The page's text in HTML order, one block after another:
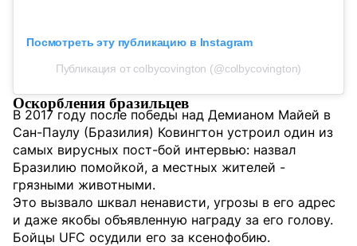
Посмотреть эту публикацию в Instagram
Публикация от colbycovington (@colbycovington)
Оскорбления бразильцев
В 2017 году после победы над Демианом Майей в
Сан-Паулу (Бразилия) Ковингтон устроил один из
самых вирусных пост-бой интервью: назвал
Бразилию помойкой, а местных жителей -
грязными животными.
Это вызвало шквал ненависти, угрозы в его адрес
и даже якобы объявленную награду за его голову.
Бойцы UFC осудили его за ксенофобию.